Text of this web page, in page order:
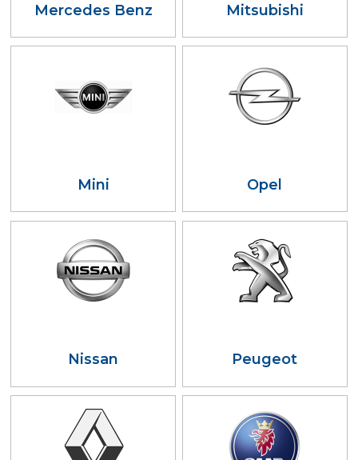
Mercedes Benz Mitsubishi
Mini Opel
Nissan Peugeot